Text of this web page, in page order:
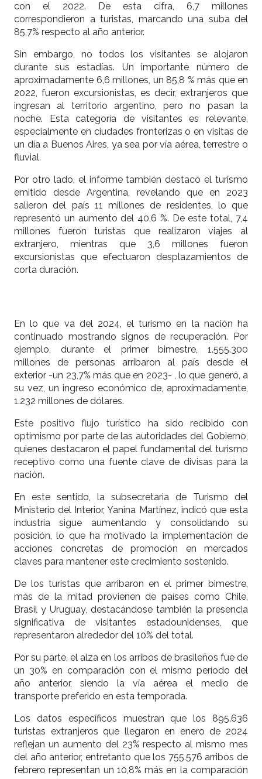
con el 2022. De esta cifra, 6,7 millones
correspondieron a turistas, marcando una suba del
85,7% respecto al año anterior.
Sin embargo, no todos los visitantes se alojaron
durante sus estadías. Un importante número de
aproximadamente 6,6 millones, un 85,8 % más que en
2022, fueron excursionistas, es decir, extranjeros que
ingresan al territorio argentino, pero no pasan la
noche. Esta categoría de visitantes es relevante,
especialmente en ciudades fronterizas o en visitas de
un día a Buenos Aires, ya sea por vía aérea, terrestre o
fluvial.
Por otro lado, el informe también destacó el turismo
emitido desde Argentina, revelando que en 2023
salieron del país 11 millones de residentes, lo que
representó un aumento del 40,6 %. De este total, 7,4
millones fueron turistas que realizaron viajes al
extranjero, mientras que 3,6 millones fueron
excursionistas que efectuaron desplazamientos de
corta duración.
En lo que va del 2024, el turismo en la nación ha
continuado mostrando signos de recuperación. Por
ejemplo, durante el primer bimestre, 1.555.300
millones de personas arribaron al país desde el
exterior -un 23,7% más que en 2023- , lo que generó, a
su vez, un ingreso económico de, aproximadamente,
1.232 millones de dólares.
Este positivo flujo turístico ha sido recibido con
optimismo por parte de las autoridades del Gobierno,
quienes destacaron el papel fundamental del turismo
receptivo como una fuente clave de divisas para la
nación.
En este sentido, la subsecretaria de Turismo del
Ministerio del Interior, Yanina Martínez, indicó que esta
industria sigue aumentando y consolidando su
posición, lo que ha motivado la implementación de
acciones concretas de promoción en mercados
claves para mantener este crecimiento sostenido.
De los turistas que arribaron en el primer bimestre,
más de la mitad provienen de países como Chile,
Brasil y Uruguay, destacándose también la presencia
significativa de visitantes estadounidenses, que
representaron alrededor del 10% del total.
Por su parte, el alza en los arribos de brasileños fue de
un 30% en comparación con el mismo período del
año anterior, siendo la vía aérea el medio de
transporte preferido en esta temporada.
Los datos específicos muestran que los 895.636
turistas extranjeros que llegaron en enero de 2024
reflejan un aumento del 23% respecto al mismo mes
del año anterior, entretanto que los 755.576 arribos de
febrero representan un 10,8% más en la comparación